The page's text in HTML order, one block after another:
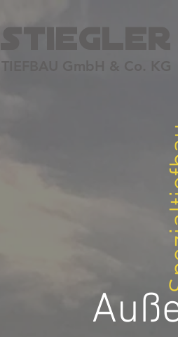
stiegler
TIEFBAU GmbH & Co. KG